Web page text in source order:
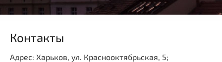
Контакты
Адрес: Харьков, ул. Краснооктябрьская, 5;